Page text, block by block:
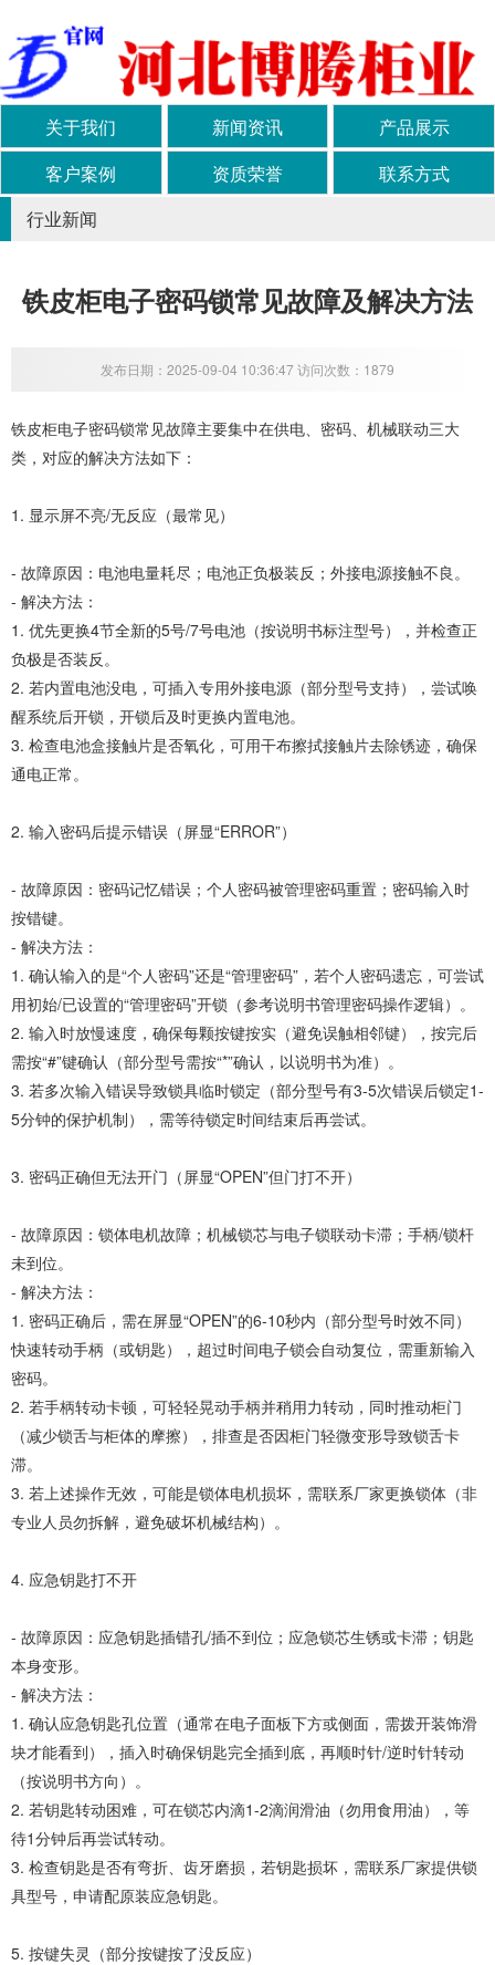
关于我们 新闻资讯
产品展示
客户案例
资质荣誉
联系方式
行业新闻
铁皮柜电子密码锁常见故障及解决方法
发布日期：2025-09-04 10:36:47 访问次数：1879
铁皮柜电子密码锁常见故障主要集中在供电、密码、机械联动三大
类，对应的解决方法如下：
1. 显示屏不亮/无反应（最常见）
- 故障原因：电池电量耗尽；电池正负极装反；外接电源接触不良。
- 解决方法：
1. 优先更换4节全新的5号/7号电池（按说明书标注型号），并检查正
负极是否装反。
2. 若内置电池没电，可插入专用外接电源（部分型号支持），尝试唤
醒系统后开锁，开锁后及时更换内置电池。
3. 检查电池盒接触片是否氧化，可用干布擦拭接触片去除锈迹，确保
通电正常。
2. 输入密码后提示错误（屏显“ERROR”）
- 故障原因：密码记忆错误；个人密码被管理密码重置；密码输入时
按错键。
- 解决方法：
1. 确认输入的是“个人密码”还是“管理密码”，若个人密码遗忘，可尝试
用初始/已设置的“管理密码”开锁（参考说明书管理密码操作逻辑）。
2. 输入时放慢速度，确保每颗按键按实（避免误触相邻键），按完后
需按“#”键确认（部分型号需按“*”确认，以说明书为准）。
3. 若多次输入错误导致锁具临时锁定（部分型号有3-5次错误后锁定1-
5分钟的保护机制），需等待锁定时间结束后再尝试。
3. 密码正确但无法开门（屏显“OPEN”但门打不开）
- 故障原因：锁体电机故障；机械锁芯与电子锁联动卡滞；手柄/锁杆
未到位。
- 解决方法：
1. 密码正确后，需在屏显“OPEN”的6-10秒内（部分型号时效不同）
快速转动手柄（或钥匙），超过时间电子锁会自动复位，需重新输入
密码。
2. 若手柄转动卡顿，可轻轻晃动手柄并稍用力转动，同时推动柜门
（减少锁舌与柜体的摩擦），排查是否因柜门轻微变形导致锁舌卡
滞。
3. 若上述操作无效，可能是锁体电机损坏，需联系厂家更换锁体（非
专业人员勿拆解，避免破坏机械结构）。
4. 应急钥匙打不开
- 故障原因：应急钥匙插错孔/插不到位；应急锁芯生锈或卡滞；钥匙
本身变形。
- 解决方法：
1. 确认应急钥匙孔位置（通常在电子面板下方或侧面，需拨开装饰滑
块才能看到），插入时确保钥匙完全插到底，再顺时针/逆时针转动
（按说明书方向）。
2. 若钥匙转动困难，可在锁芯内滴1-2滴润滑油（勿用食用油），等
待1分钟后再尝试转动。
3. 检查钥匙是否有弯折、齿牙磨损，若钥匙损坏，需联系厂家提供锁
具型号，申请配原装应急钥匙。
5. 按键失灵（部分按键按了没反应）